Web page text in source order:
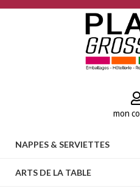
mon
NAPPES & SERVIETTES
ARTS DE LA TABLE